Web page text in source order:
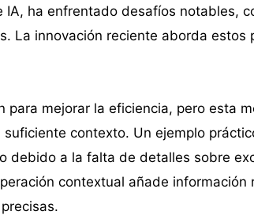
ha enfrentado desafíos notables,
La innovación reciente aborda estos
para mejorar la eficiencia, pero esta
contexto. Un ejemplo
debido a la falta de detalles sobre
contextual añade información